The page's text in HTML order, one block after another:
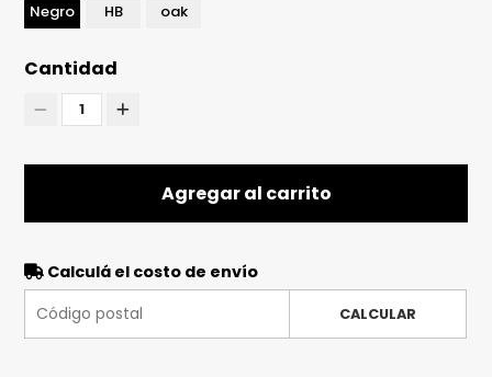
Negro HB oak
Cantidad
1
Agregar al carrito
Calculá el costo de envío
CALCULAR